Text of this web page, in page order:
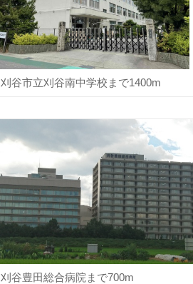
刈谷市立刈谷南中学校まで1400m
刈谷豊田総合病院まで700m